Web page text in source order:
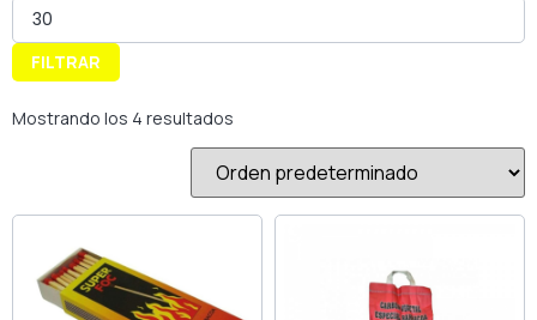
FILTRAR
Mostrando los 4 resultados